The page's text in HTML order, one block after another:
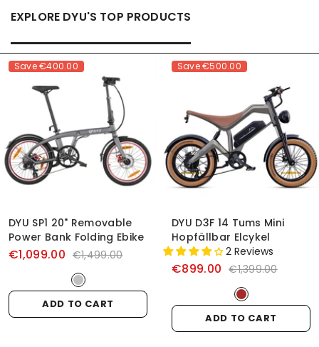
EXPLORE DYU'S TOP PRODUCTS
Save€400.00
DYU SP1 20" Removable
Power Bank Folding Ebike
€1,099.00 €1,499.00
ADD TO CART
Save€500.00
DYU D3F 14 Tums Mini
Hopfällbar Elcykel
2 Reviews
€899.00 €1,399.00
ADD TO CART